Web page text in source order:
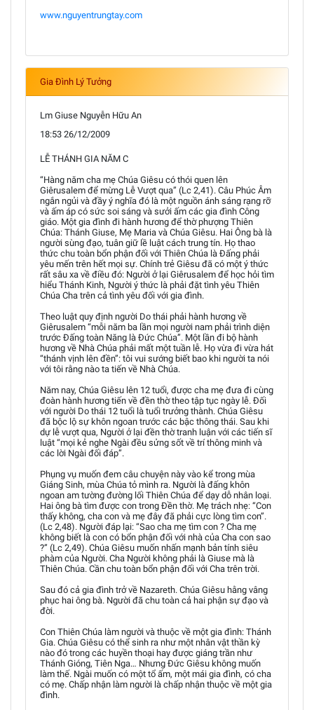
www.nguyentrungtay.com
Gia Đình Lý Tưởng
Lm Giuse Nguyễn Hữu An
18:53 26/12/2009
LỄ THÁNH GIA NĂM C
“Hàng năm cha mẹ Chúa Giêsu có thói quen lên
Giêrusalem để mừng Lễ Vượt qua” (Lc 2,41). Câu Phúc Âm
ngắn ngủi và đầy ý nghĩa đó là một nguồn ánh sáng rạng rỡ
và ấm áp có sức soi sáng và sưởi ấm các gia đình Công
giáo. Một gia đình đi hành hương để thờ phượng Thiên
Chúa: Thánh Giuse, Mẹ Maria và Chúa Giêsu. Hai Ông bà là
người sùng đạo, tuân giữ lề luật cách trung tín. Họ thao
thức chu toàn bổn phận đối với Thiên Chúa là Đấng phải
yêu mến trên hết mọi sự. Chính trẻ Giêsu đã có một ý thức
rất sâu xa về điều đó: Người ở lại Giêrusalem để học hỏi tìm
hiểu Thánh Kinh, Người ý thức là phải đặt tình yêu Thiên
Chúa Cha trên cả tình yêu đối với gia đình.
Theo luật quy định người Do thái phải hành hương về
Giêrusalem “mỗi năm ba lần mọi người nam phải trình diện
trước Đấng toàn Năng là Đức Chúa”. Một lần đi bộ hành
hương về Nhà Chúa phải mất một tuần lễ. Họ vừa đi vừa hát
“thánh vịnh lên đền”: tôi vui sướng biết bao khi người ta nói
với tôi rằng nào ta tiến về Nhà Chúa.
Năm nay, Chúa Giêsu lên 12 tuổi, được cha mẹ đưa đi cùng
đoàn hành hương tiến về đền thờ theo tập tục ngày lễ. Đối
với người Do thái 12 tuổi là tuổi trưởng thành. Chúa Giêsu
đã bộc lộ sự khôn ngoan trước các bậc thông thái. Sau khi
dự lễ vượt qua, Người ở lại đền thờ tranh luận với các tiến sĩ
luật “mọi kẻ nghe Ngài đều sửng sốt về trí thông minh và
các lời Ngài đối đáp”.
Phụng vụ muốn đem câu chuyện này vào kể trong mùa
Giáng Sinh, mùa Chúa tỏ mình ra. Người là đấng khôn
ngoan am tường đường lối Thiên Chúa để dạy dỗ nhân loại.
Hai ông bà tìm được con trong Đền thờ. Mẹ trách nhẹ: “Con
thấy không, cha con và mẹ đây đã phải cực lòng tìm con”.
(Lc 2,48). Người đáp lại: “Sao cha mẹ tìm con ? Cha mẹ
không biết là con có bổn phận đối với nhà của Cha con sao
?” (Lc 2,49). Chúa Giêsu muốn nhấn mạnh bản tính siêu
phàm của Người. Cha Người không phải là Giuse mà là
Thiên Chúa. Cần chu toàn bổn phận đối với Cha trên trời.
Sau đó cả gia đình trở về Nazareth. Chúa Giêsu hằng vâng
phục hai ông bà. Người đã chu toàn cả hai phận sự đạo và
đời.
Con Thiên Chúa làm người và thuộc về một gia đình: Thánh
Gia. Chúa Giêsu có thể sinh ra như một nhân vật thần kỳ
nào đó trong các huyền thoại hay được giáng trần như
Thánh Gióng, Tiên Nga… Nhưng Đức Giêsu không muốn
làm thế. Ngài muốn có một tổ ấm, một mái gia đình, có cha
có mẹ. Chấp nhận làm người là chấp nhận thuộc về một gia
đình.